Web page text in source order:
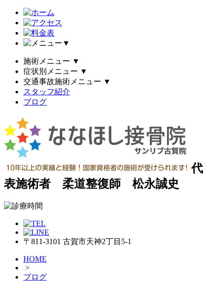
▼
施術メニュー ▼
症状別メニュー ▼
交通事故施術メニュー ▼
スタッフ紹介
ブログ
代
表施術者 柔道整復師 松永誠史
〒811-3101 古賀市天神2丁目5-1
HOME
>
ブログ